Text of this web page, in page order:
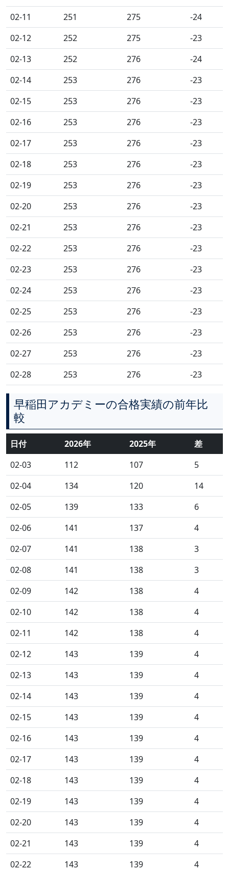
02-11
251 275
-24
02-12
252 275
-23
02-13
252 276
-24
02-14
253 276
-23
02-15
253 276
-23
02-16
253 276
-23
02-17
253 276
-23
02-18
253 276
-23
02-19
253 276
-23
02-20
253 276
-23
02-21
253 276
-23
02-22
253 276
-23
02-23
253 276
-23
02-24
253 276
-23
02-25
253 276
-23
02-26
253 276
-23
02-27
253 276
-23
02-28
253 276 -23
早稲田アカデミーの合格実績の前年比
較
日付 2026年 2025年
差
02-03
112 107
5
02-04
134 120
14
02-05
139 133
6
02-06
141 137
4
02-07
141 138
3
02-08
141 138
3
02-09
142 138
4
02-10
142 138
4
02-11
142 138
4
02-12
143 139
4
02-13
143 139
4
02-14
143 139
4
02-15
143 139
4
02-16
143 139
4
02-17
143 139
4
02-18
143 139
4
02-19
143 139
4
02-20
143 139
4
02-21
143 139
4
02-22
143 139
4